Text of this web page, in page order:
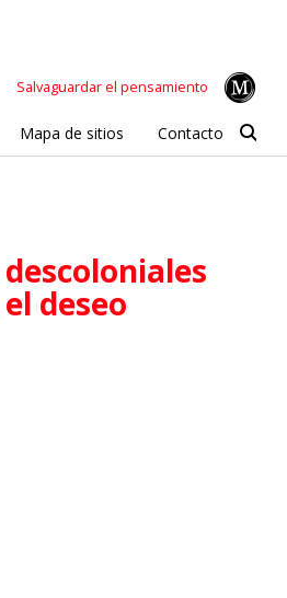
Salvaguardar el pensamiento
Mapa de sitios Contacto
deseo